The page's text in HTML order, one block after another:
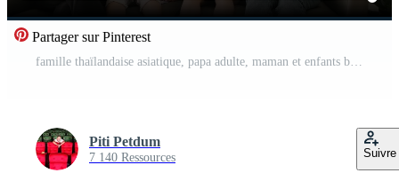
Partager sur Pinterest
famille thaïlandaise asiatique, papa adulte, maman et enfants bonheur vie à la maison activités de détente et lecture de livre ensemble, loisirs sur le canapé dans la maison de la chambre blanche, beau week-end, bien-être style de vie domestique. Vidéo Pro
Piti Petdum
7 140 Ressources Suivre